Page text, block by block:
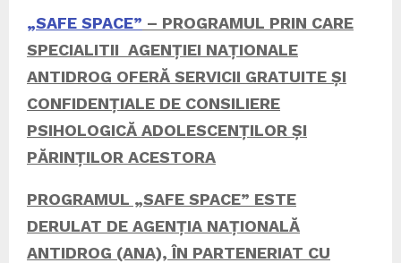
„SAFE SPACE” – PROGRAMUL PRIN CARE
SPECIALITII AGENȚIEI NAȚIONALE
ANTIDROG OFERĂ SERVICII GRATUITE ȘI
CONFIDENȚIALE DE CONSILIERE
PSIHOLOGICĂ ADOLESCENȚILOR ȘI
PĂRINȚILOR ACESTORA
PROGRAMUL „SAFE SPACE” ESTE
DERULAT DE AGENȚIA NAȚIONALĂ
ANTIDROG (ANA), ÎN PARTENERIAT CU